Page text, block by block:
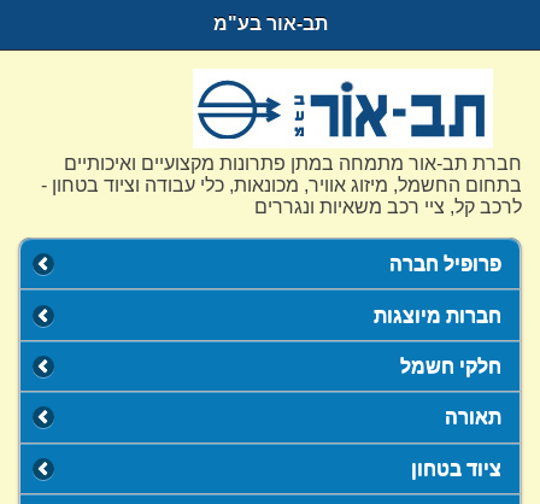
תב-אור בע"מ
חברת תב-אור מתמחה במתן פתרונות מקצועיים ואיכותיים
בתחום החשמל, מיזוג אוויר, מכונאות, כלי עבודה וציוד בטחון -
לרכב קל, ציי רכב משאיות ונגררים
פרופיל חברה
חברות מיוצגות
חלקי חשמל
תאורה
ציוד בטחון